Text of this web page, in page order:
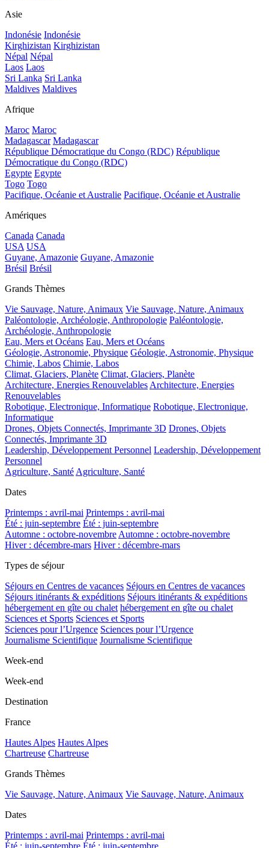
Asie
Indonésie Indonésie
Kirghizistan Kirghizistan
Népal Népal
Laos Laos
Sri Lanka Sri Lanka
Maldives Maldives
Afrique
Maroc Maroc
Madagascar Madagascar
République Démocratique du Congo (RDC) République
Démocratique du Congo (RDC)
Egypte Egypte
Togo Togo
Pacifique, Océanie et Australie Pacifique, Océanie et Australie
Amériques
Canada Canada
USA USA
Guyane, Amazonie Guyane, Amazonie
Brésil Brésil
Grands Thèmes
Vie Sauvage, Nature, Animaux Vie Sauvage, Nature, Animaux
Paléontologie, Archéologie, Anthropologie Paléontologie,
Archéologie, Anthropologie
Eau, Mers et Océans Eau, Mers et Océans
Géologie, Astronomie, Physique Géologie, Astronomie, Physique
Chimie, Labos Chimie, Labos
Climat, Glaciers, Planète Climat, Glaciers, Planète
Architecture, Energies RenouvelablesArchitecture, Energies
Renouvelables
Robotique, Electronique, Informatique Robotique, Electronique,
Informatique
Drones, Objets Connectés, Imprimante 3D Drones, Objets
Connectés, Imprimante 3D
Leadership, Développement Personnel Leadership, Développement
Personnel
Agriculture, SantéAgriculture, Santé
Dates
Printemps : avril-mai Printemps : avril-mai
Été : juin-septembre Été : juin-septembre
Automne : octobre-novembreAutomne : octobre-novembre
Hiver : décembre-mars Hiver : décembre-mars
Types de séjour
Séjours en Centres de vacances Séjours en Centres de vacances
Séjours itinérants & expéditions Séjours itinérants & expéditions
hébergement en gîte ou chalet hébergement en gîte ou chalet
Sciences et Sports Sciences et Sports
Sciences pour l’Urgence Sciences pour l’Urgence
Journalisme Scientifique Journalisme Scientifique
Week-end
Week-end
Destination
France
Hautes Alpes Hautes Alpes
Chartreuse Chartreuse
Grands Thèmes
Vie Sauvage, Nature, Animaux Vie Sauvage, Nature, Animaux
Dates
Printemps : avril-mai Printemps : avril-mai